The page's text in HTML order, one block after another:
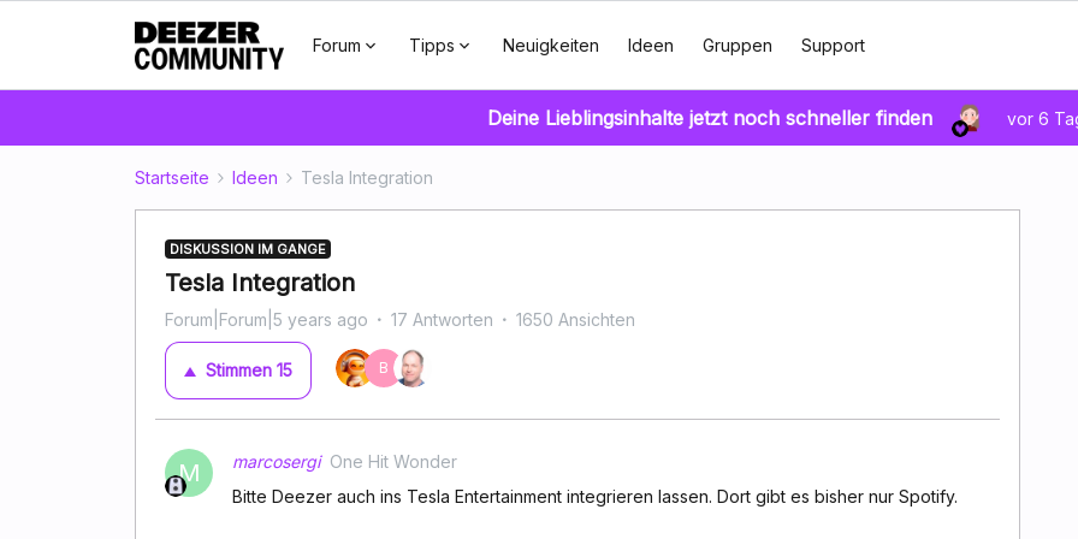
Forum Tipps Neuigkeiten Ideen Gruppen Support
Deine Lieblingsinhalte jetzt noch schneller finden vor 6
Startseite Ideen Tesla Integration
DISKUSSION IM GANGE
Tesla Integration
Forum|Forum|5 years ago 17 Antworten 1650 Ansichten
Stimmen 15 B
M marcosergi One Hit Wonder
Bitte Deezer auch ins Tesla Entertainment integrieren lassen. Dort gibt es bisher nur Spotify.